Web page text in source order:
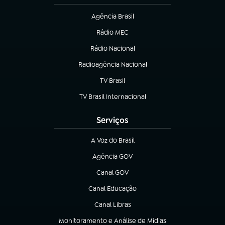
Agência Brasil
(abre em nova aba)
Rádio MEC
(abre em nova aba)
Rádio Nacional
Radioagência Nacional
(abre em nova aba)
TV Brasil
(abre em nova aba)
TV Brasil Internacional
(abre em nova aba)
Serviços
A Voz do Brasil
(abre em nova aba)
Agência GOV
(abre em nova aba)
Canal GOV
(abre em nova aba)
Canal Educação
(abre em nova aba)
Canal Libras
(abre em nova aba)
Monitoramento e Análise de Mídias